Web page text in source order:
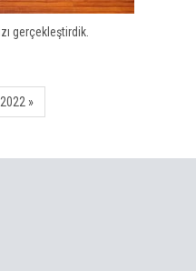
gerçekleştirdik.
»